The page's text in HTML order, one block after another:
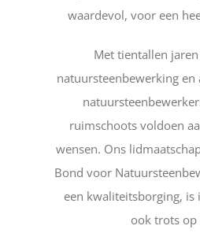
waardevol, voor een
Met tientallen
natuursteenbewerking en
ruimschoots voldoen
wensen. Ons
Bond voor
een kwaliteitsborging, is
ook trots op